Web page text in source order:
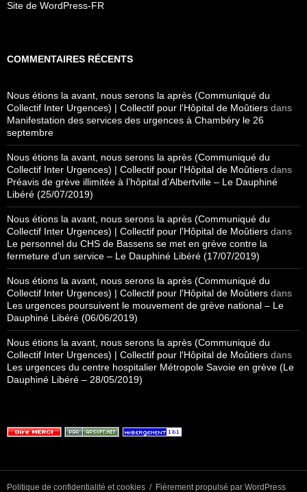
Site de WordPress-FR
COMMENTAIRES RÉCENTS
Nous étions la avant, nous serons la après (Communiqué du
Collectif Inter Urgences) | Collectif pour l'Hôpital de Moûtiers dans
Manifestation des services des urgences à Chambéry le 26
septembre
Nous étions la avant, nous serons la après (Communiqué du
Collectif Inter Urgences) | Collectif pour l'Hôpital de Moûtiers dans
Préavis de grève illimitée à l’hôpital d’Albertville – Le Dauphiné
Libéré (25/07/2019)
Nous étions la avant, nous serons la après (Communiqué du
Collectif Inter Urgences) | Collectif pour l'Hôpital de Moûtiers dans
Le personnel du CHS de Bassens se met en grève contre la
fermeture d’un service – Le Dauphiné Libéré (17/07/2019)
Nous étions la avant, nous serons la après (Communiqué du
Collectif Inter Urgences) | Collectif pour l'Hôpital de Moûtiers dans
Les urgences poursuivent le mouvement de grève national – Le
Dauphiné Libéré (06/06/2019)
Nous étions la avant, nous serons la après (Communiqué du
Collectif Inter Urgences) | Collectif pour l'Hôpital de Moûtiers dans
Les urgences du centre hospitalier Métropole Savoie en grève (Le
Dauphiné Libéré – 28/05/2019)
Politique de confidentialité et cookies Fièrement propulsé par WordPress